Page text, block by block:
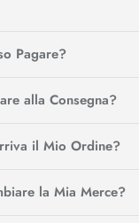
Pagare?
alla Consegna?
il Mio Ordine?
la Mia Merce?